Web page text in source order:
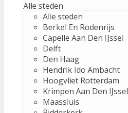
Alle steden
Alle steden
Berkel En Rodenrijs
Capelle Aan Den IJssel
Delft
Den Haag
Hendrik Ido Ambacht
Hoogvliet Rotterdam
Krimpen Aan Den IJssel
Maassluis